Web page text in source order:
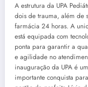
A estrutura da UPA
dois de trauma, além de
farmácia 24 horas. A
está equipada com
ponta para garantir a
e agilidade no
inauguração da UPA é
importante conquista